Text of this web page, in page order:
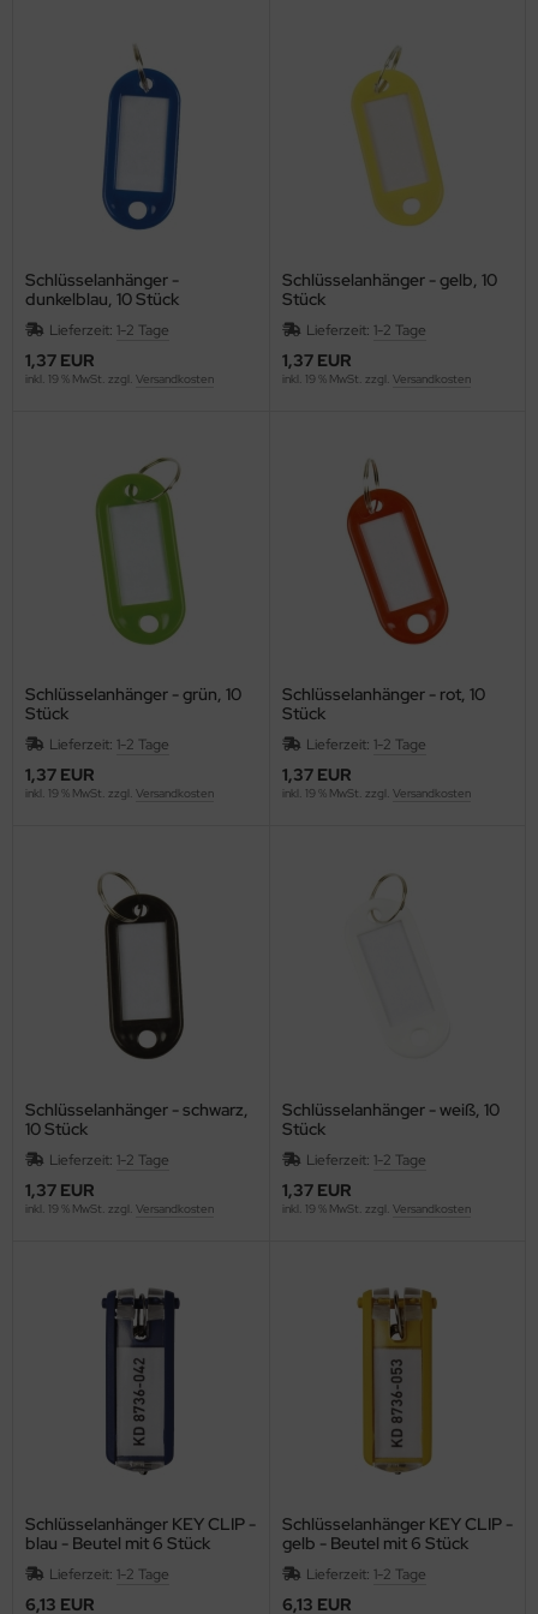
Schlüsselanhänger -
dunkelblau, 10 Stück
Lieferzeit: 1-2 Tage
1,37 EUR
inkl. 19 % MwSt. zzgl. Versandkosten
Schlüsselanhänger - gelb, 10
Stück
Lieferzeit: 1-2 Tage
1,37 EUR
inkl. 19 % MwSt. zzgl. Versandkosten
Schlüsselanhänger - grün, 10
Stück
Lieferzeit: 1-2 Tage
1,37 EUR
inkl. 19 % MwSt. zzgl. Versandkosten
Schlüsselanhänger - rot, 10
Stück
Lieferzeit: 1-2 Tage
1,37 EUR
inkl. 19 % MwSt. zzgl. Versandkosten
Schlüsselanhänger - schwarz,
10 Stück
Lieferzeit: 1-2 Tage
1,37 EUR
inkl. 19 % MwSt. zzgl. Versandkosten
Schlüsselanhänger - weiß, 10
Stück
Lieferzeit: 1-2 Tage
1,37 EUR
inkl. 19 % MwSt. zzgl. Versandkosten
Schlüsselanhänger KEY CLIP -
blau - Beutel mit 6 Stück
Lieferzeit: 1-2 Tage
6,13 EUR
Schlüsselanhänger KEY CLIP -
gelb - Beutel mit 6 Stück
Lieferzeit: 1-2 Tage
6,13 EUR
EXCELLENCE